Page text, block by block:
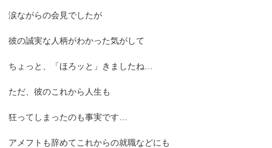
涙ながらの会見でしたが
彼の誠実な人柄がわかった気がして
ちょっと、「ほろッと」きましたね…
ただ、彼のこれから人生も
狂ってしまったのも事実です…
アメフトも辞めてこれからの就職などにも